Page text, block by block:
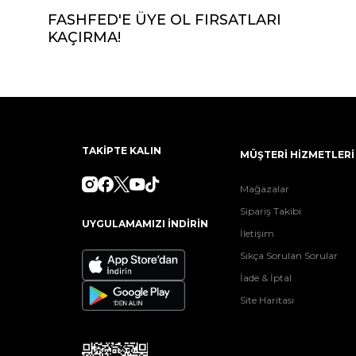
FASHFED'E ÜYE OL FIRSATLARI
KAÇIRMA!
TAKİPTE KALIN
UYGULAMAMIZI İNDİRİN
MÜŞTERİ HİZMETLERİ
Mağazalar
Sipariş Takibi
İletişim
Sıkça Sorulan Sorular
İade & İptal
Site Haritası